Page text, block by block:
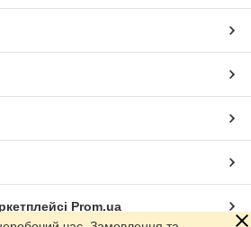
Prom.ua